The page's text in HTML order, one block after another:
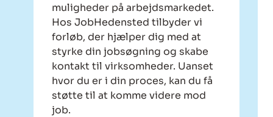
muligheder på arbejdsmarkedet.
Hos JobHedensted tilbyder vi
forløb, der hjælper dig med at
styrke din jobsøgning og skabe
kontakt til virksomheder. Uanset
hvor du er i din proces, kan du få
støtte til at komme videre mod
job.